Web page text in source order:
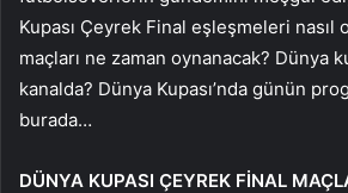
Kupası Çeyrek Final eşleşmeleri nasıl
maçları ne zaman oynanacak? Dünya
kanalda? Dünya Kupası’nda günün
burada…
DÜNYA KUPASI ÇEYREK FİNAL